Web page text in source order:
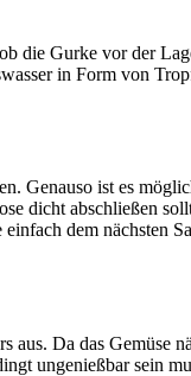
die Gurke vor der
in Form von
Genauso ist es
dicht abschließen
dem nächsten
Da das Gemüse
ungenießbar sein